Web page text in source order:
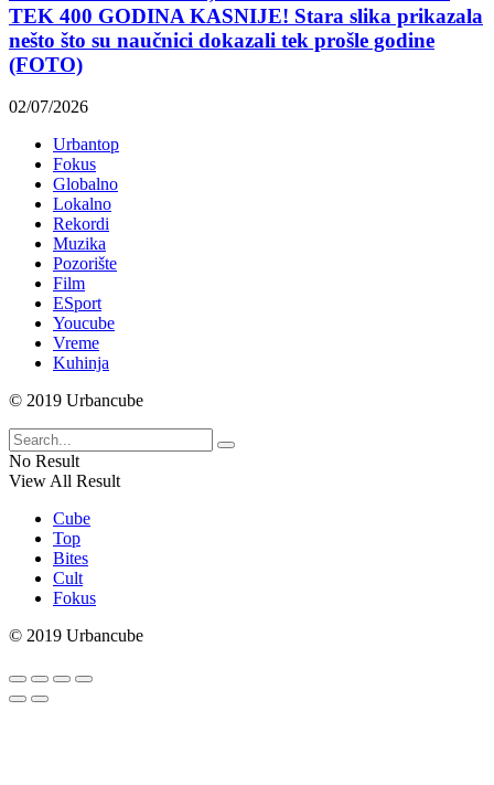
TEK 400 GODINA KASNIJE! Stara slika prikazala
nešto što su naučnici dokazali tek prošle godine
(FOTO)
02/07/2026
Urbantop
Fokus
Globalno
Lokalno
Rekordi
Muzika
Pozorište
Film
ESport
Youcube
Vreme
Kuhinja
© 2019 Urbancube
No Result
View All Result
Cube
Top
Bites
Cult
Fokus
© 2019 Urbancube